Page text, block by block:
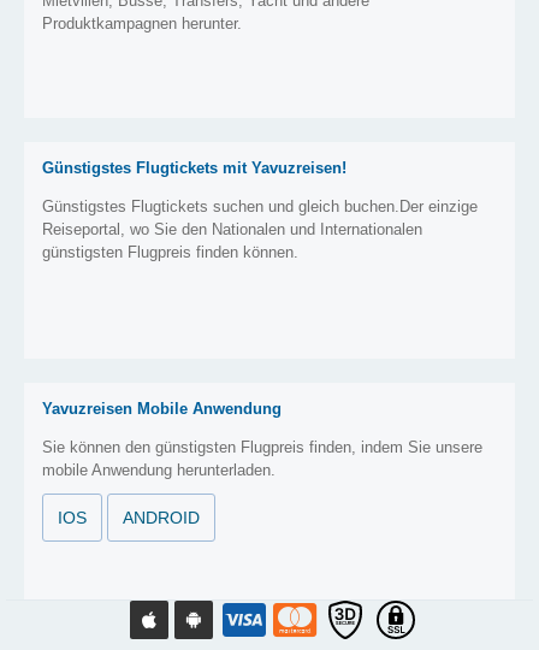
Produktkampagnen herunter.
Günstigstes Flugtickets mit Yavuzreisen!
Günstigstes Flugtickets suchen und gleich buchen.Der einzige
Reiseportal, wo Sie den Nationalen und Internationalen
günstigsten Flugpreis finden können.
Yavuzreisen Mobile Anwendung
Sie können den günstigsten Flugpreis finden, indem Sie unsere
mobile Anwendung herunterladen.
IOS ANDROID